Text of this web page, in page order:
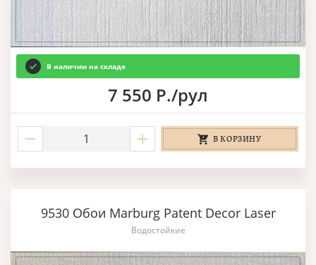
В наличии на складе
7 550 Р./рул
В КОРЗИНУ
9530 Обои Marburg Patent Decor Laser
Водостойкие